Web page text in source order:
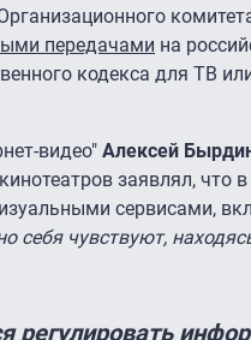
передачами на
кодекса для ТВ
видео" Алексей
заявлял, что
сервисами,
себя чувствуют,
регулировать